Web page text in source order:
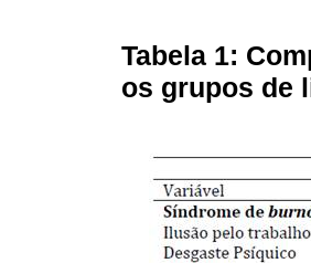
Tabela 1:
os grupos de